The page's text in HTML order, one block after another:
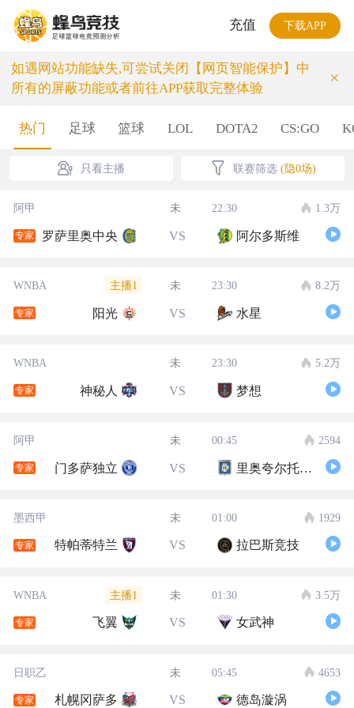
充值 下载APP
如遇网站功能缺失,可尝试关闭【网页智能保护】中
所有的屏蔽功能或者前往APP获取完整体验
×
热门 足球 篮球 LOL DOTA2 CS:GO
只看主播 联赛筛选 (隐0场)
阿甲 未 22:30 1.3万
专家 罗萨里奥中央 VS 阿尔多斯维
WNBA 主播1 未 23:30 8.2万
专家 阳光 VS 水星
WNBA 未 23:30 5.2万
专家 神秘人 VS 梦想
阿甲 未 00:45 2594
专家 门多萨独立 VS 里奥夸尔托学生队
墨西甲 未 01:00 1929
专家 特帕蒂特兰 VS 拉巴斯竞技
WNBA 主播1 未 01:30 3.5万
专家 飞翼 VS 女武神
日职乙 未 05:45 4653
专家 札幌冈萨多 VS 德岛漩涡